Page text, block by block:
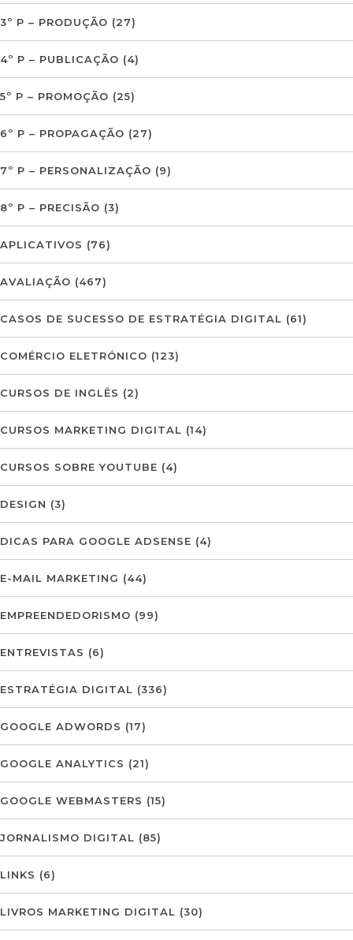
3º P – PRODUÇÃO (27)
4º P – PUBLICAÇÃO (4)
5º P – PROMOÇÃO (25)
6º P – PROPAGAÇÃO (27)
7º P – PERSONALIZAÇÃO (9)
8º P – PRECISÃO (3)
APLICATIVOS (76)
AVALIAÇÃO (467)
CASOS DE SUCESSO DE ESTRATÉGIA DIGITAL (61)
COMÉRCIO ELETRÓNICO (123)
CURSOS DE INGLÊS (2)
CURSOS MARKETING DIGITAL (14)
CURSOS SOBRE YOUTUBE (4)
DESIGN (3)
DICAS PARA GOOGLE ADSENSE (4)
E-MAIL MARKETING (44)
EMPREENDEDORISMO (99)
ENTREVISTAS (6)
ESTRATÉGIA DIGITAL (336)
GOOGLE ADWORDS (17)
GOOGLE ANALYTICS (21)
GOOGLE WEBMASTERS (15)
JORNALISMO DIGITAL (85)
LINKS (6)
LIVROS MARKETING DIGITAL (30)